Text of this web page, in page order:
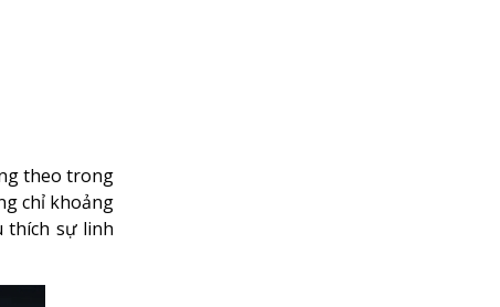
theo trong
chỉ khoảng
thích sự linh